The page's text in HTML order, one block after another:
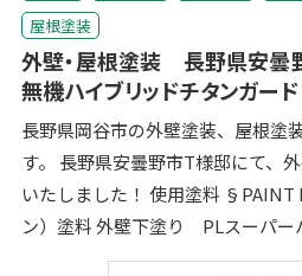
屋根塗装
外壁・屋根塗装 長野県
無機ハイブリッドチタンガード
長野県岡谷市の外壁塗装、屋根塗
す。 長野県安曇野市T様邸にて、外壁塗装・屋根塗装が完工
いたしました！ 使用塗料 §PAINT LINE（ペイント ライ
ン）塗料 外壁下塗り PLスーパーハイブリットバインダーＳ
ＩⅡ （高耐候性２液